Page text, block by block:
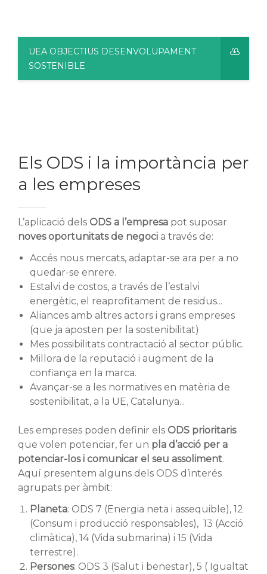
UEA OBJECTIUS DESENVOLUPAMENT
SOSTENIBLE
Els ODS i la importància per
a les empreses
L’aplicació dels ODS a l’empresa pot suposar
noves oportunitats de negoci a través de:
Accés nous mercats, adaptar-se ara per a no
quedar-se enrere.
Estalvi de costos, a través de l’estalvi
energètic, el reaprofitament de residus...
Aliances amb altres actors i grans empreses
(que ja aposten per la sostenibilitat)
Mes possibilitats contractació al sector públic.
Millora de la reputació i augment de la
confiança en la marca.
Avançar-se a les normatives en matèria de
sostenibilitat, a la UE, Catalunya...
Les empreses poden definir els ODS prioritaris
que volen potenciar, fer un pla d’acció per a
potenciar-los i comunicar el seu assoliment.
Aquí presentem alguns dels ODS d’interés
agrupats per àmbit:
Planeta: ODS 7 (Energia neta i assequible), 12
(Consum i producció responsables), 13 (Acció
climàtica), 14 (Vida submarina) i 15 (Vida
terrestre).
Persones: ODS 3 (Salut i benestar), 5 ( Igualtat